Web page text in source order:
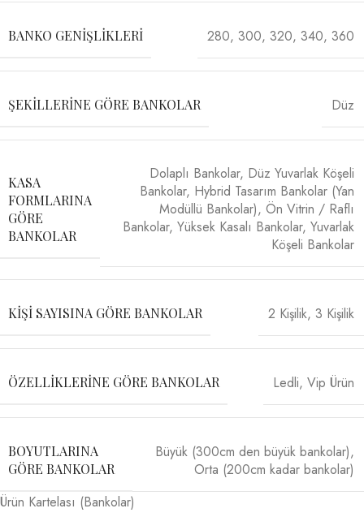
BANKO GENIŞLIKLERI 280, 300, 320, 340, 360
ŞEKILLERINE GÖRE BANKOLAR Düz
KASA
FORMLARINA
GÖRE
BANKOLAR
Dolaplı Bankolar, Düz Yuvarlak Köşeli
Bankolar, Hybrid Tasarım Bankolar (Yan
Modüllü Bankolar), Ön Vitrin / Raflı
Bankolar, Yüksek Kasalı Bankolar, Yuvarlak
Köşeli Bankolar
KIŞI SAYISINA GÖRE BANKOLAR 2 Kişilik, 3 Kişilik
ÖZELLIKLERINE GÖRE BANKOLAR Ledli, Vip Ürün
BOYUTLARINA
GÖRE BANKOLAR
Büyük (300cm den büyük bankolar),
Orta (200cm kadar bankolar)
Ürün Kartelası (Bankolar)